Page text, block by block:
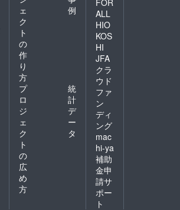
ェ
ク
ト
の
作
り
方
例
プ
ロ
ジ
ェ
ク
ト
の
広
め
方
統
計
デ
ー
タ
ALL
HIO
KOS
HI
JFA
クラ
ウド
ファ
ン
ディ
ング
mac
hi-ya
補助
金申
請サ
ポー
ト